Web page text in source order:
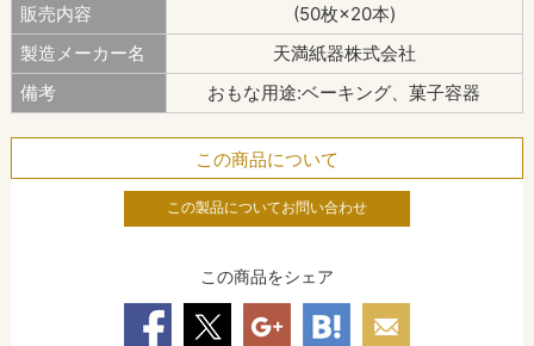
販売内容
(50枚×20本)
製造メーカー名
天満紙器株式会社
備考
おもな用途:ベーキング、菓子容器
この商品について
この製品についてお問い合わせ
この商品をシェア